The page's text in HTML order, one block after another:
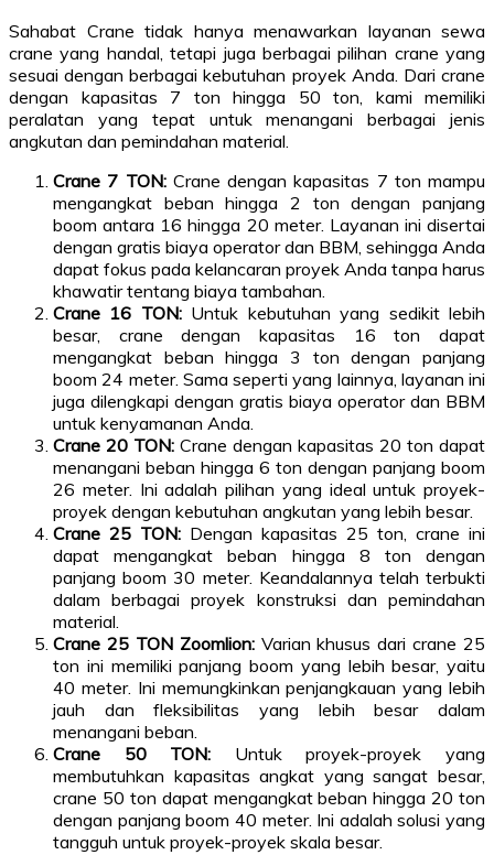
Sahabat Crane tidak hanya menawarkan layanan sewa
crane yang handal, tetapi juga berbagai pilihan crane yang
sesuai dengan berbagai kebutuhan proyek Anda. Dari crane
dengan kapasitas 7 ton hingga 50 ton, kami memiliki
peralatan yang tepat untuk menangani berbagai jenis
angkutan dan pemindahan material.
Crane 7 TON:Crane dengan kapasitas 7 ton mampu
mengangkat beban hingga 2 ton dengan panjang
boom antara 16 hingga 20 meter. Layanan ini disertai
dengan gratis biaya operator dan BBM, sehingga Anda
dapat fokus pada kelancaran proyek Anda tanpa harus
khawatir tentang biaya tambahan.
Crane 16 TON:Untuk kebutuhan yang sedikit lebih
besar, crane dengan kapasitas 16 ton dapat
mengangkat beban hingga 3 ton dengan panjang
boom 24 meter. Sama seperti yang lainnya, layanan ini
juga dilengkapi dengan gratis biaya operator dan BBM
untuk kenyamanan Anda.
Crane 20 TON: Crane dengan kapasitas 20 ton dapat
menangani beban hingga 6 ton dengan panjang boom
26 meter. Ini adalah pilihan yang ideal untuk proyek-
proyek dengan kebutuhan angkutan yang lebih besar.
Crane 25 TON: Dengan kapasitas 25 ton, crane ini
dapat mengangkat beban hingga 8 ton dengan
panjang boom 30 meter. Keandalannya telah terbukti
dalam berbagai proyek konstruksi dan pemindahan
material.
Crane 25 TON Zoomlion:Varian khusus dari crane 25
ton ini memiliki panjang boom yang lebih besar, yaitu
40 meter. Ini memungkinkan penjangkauan yang lebih
jauh dan fleksibilitas yang lebih besar dalam
menangani beban.
Crane 50 TON: Untuk proyek-proyek yang
membutuhkan kapasitas angkat yang sangat besar,
crane 50 ton dapat mengangkat beban hingga 20 ton
dengan panjang boom 40 meter. Ini adalah solusi yang
tangguh untuk proyek-proyek skala besar.